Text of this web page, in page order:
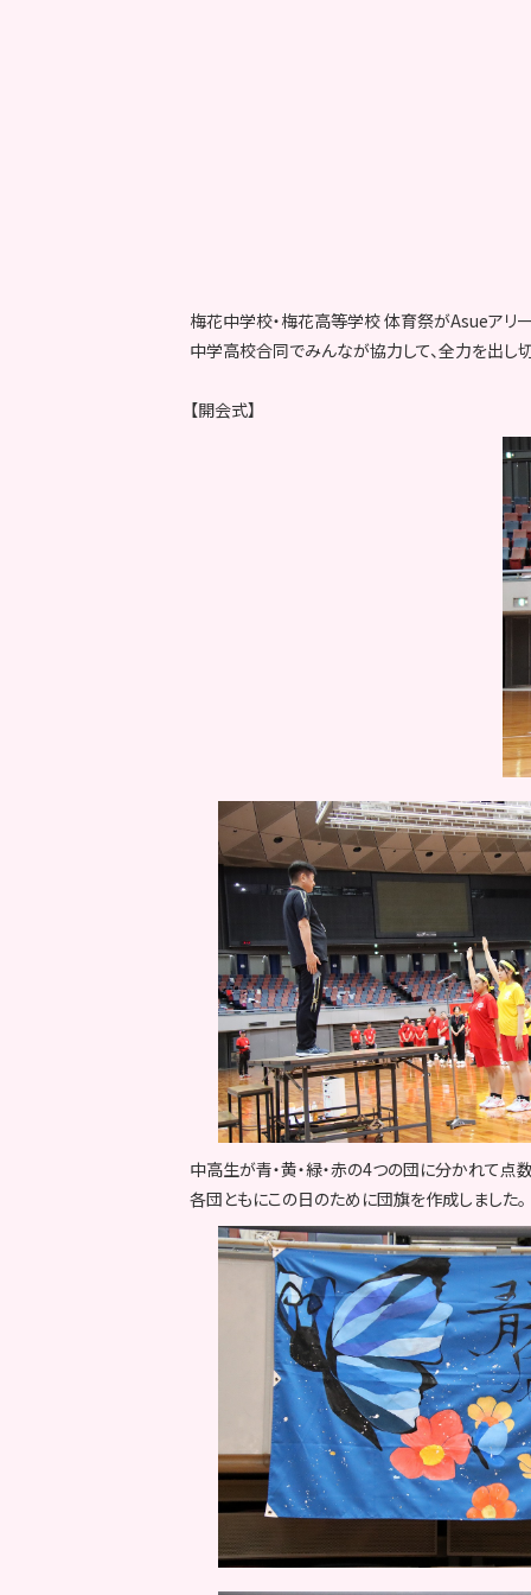
梅花中学校・梅花高等学校 体育祭がAsueアリ
中学高校合同でみんなが協力して、全力を出し
【開会式】
中高生が青・黄・緑・赤の4つの団に分かれて点
各団ともにこの日のために団旗を作成しました。